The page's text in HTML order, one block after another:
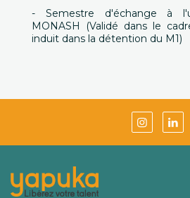
- Semestre d'échange à
MONASH (Validé dans le
induit dans la détention du M1)